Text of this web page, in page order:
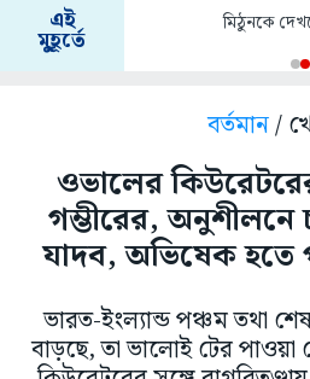
এই
মুহূর্তে
মিঠুনকে
বর্তমান/
ওভালের
গম্ভীরের,
যাদব, অভিষেক হতে
ভারত-ইংল্যান্ড পঞ্চম তথা
বাড়ছে, তা ভালোই টের